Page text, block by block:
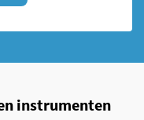
instrumenten